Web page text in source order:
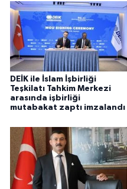
DEİK ile İslam İşbirliği
Teşkilatı Tahkim Merkezi
arasında işbirliği
mutabakat zaptı imzalandı